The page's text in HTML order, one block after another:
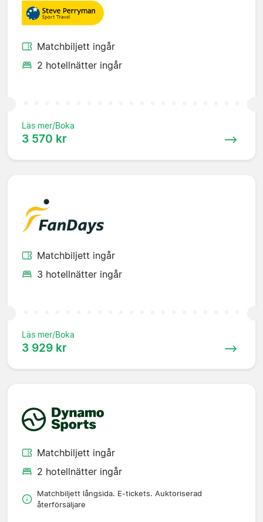
Matchbiljett ingår
2 hotellnätter ingår
Läs mer/Boka
3 570 kr
Matchbiljett ingår
3 hotellnätter ingår
Läs mer/Boka
3 929 kr
Matchbiljett ingår
2 hotellnätter ingår
Matchbiljett långsida. E-tickets. Auktoriserad
återförsäljare